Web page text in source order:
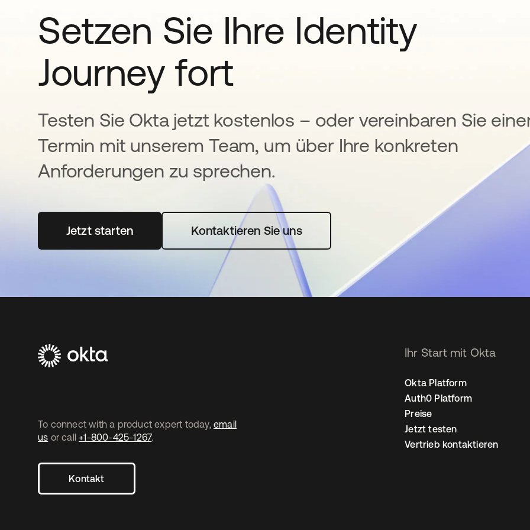
Setzen Sie Ihre Identity
Journey fort
Testen Sie Okta jetzt kostenlos – oder vereinbaren Sie
Termin mit unserem Team, um über Ihre konkreten
Anforderungen zu sprechen.
Jetzt startenwird in einer neuen Registerkarte geöffnet
Kontaktieren Sie uns
To connect with a product expert today, email
us or call +1-800-425-1267.
Kontakt
Ihr Start mit Okta
Okta Platform
Auth0 Platform
Preise
Jetzt testen
Vertrieb kontaktieren